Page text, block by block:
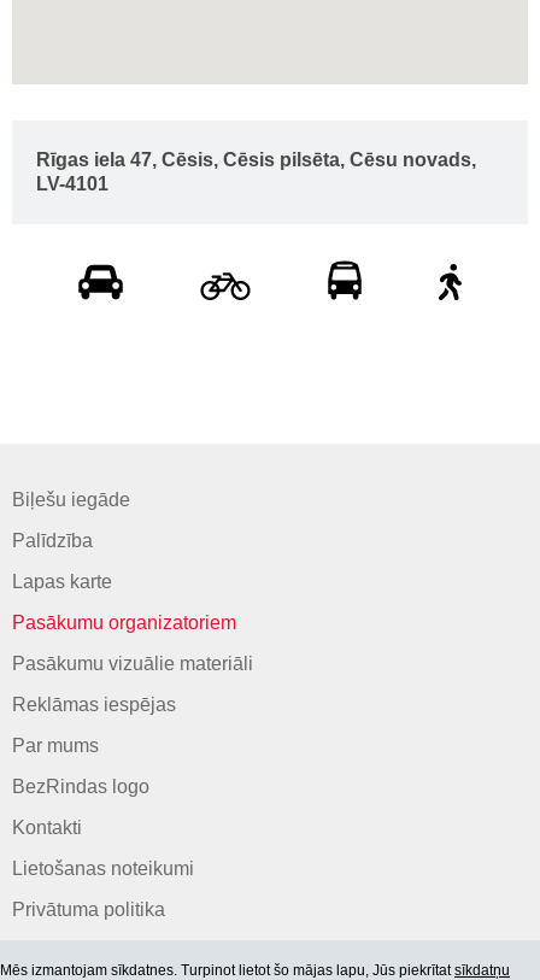
Rīgas iela 47, Cēsis, Cēsis pilsēta, Cēsu novads,
LV-4101
Biļešu iegāde
Palīdzība
Lapas karte
Pasākumu organizatoriem
Pasākumu vizuālie materiāli
Reklāmas iespējas
Par mums
BezRindas logo
Kontakti
Lietošanas noteikumi
Privātuma politika
Mēs izmantojam sīkdatnes. Turpinot lietot šo mājas lapu, Jūs piekrītatsīkdatņu